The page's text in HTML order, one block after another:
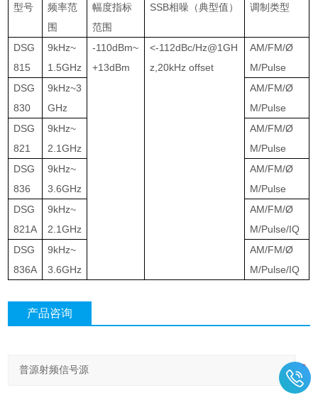
型号
频率范
围
幅度指标
范围
SSB相噪（典型值） 调制类型
DSG
815
9kHz~
1.5GHz
-110dBm~
+13dBm
<-112dBc/Hz@1GH
z,20kHz offset
AM/FM/Ø
M/Pulse
DSG
830
9kHz~3
GHz
AM/FM/Ø
M/Pulse
DSG
821
9kHz~
2.1GHz
AM/FM/Ø
M/Pulse
DSG
836
9kHz~
3.6GHz
AM/FM/Ø
M/Pulse
DSG
821A
9kHz~
2.1GHz
AM/FM/Ø
M/Pulse/IQ
DSG
836A
9kHz~
3.6GHz
AM/FM/Ø
M/Pulse/IQ
产品咨询